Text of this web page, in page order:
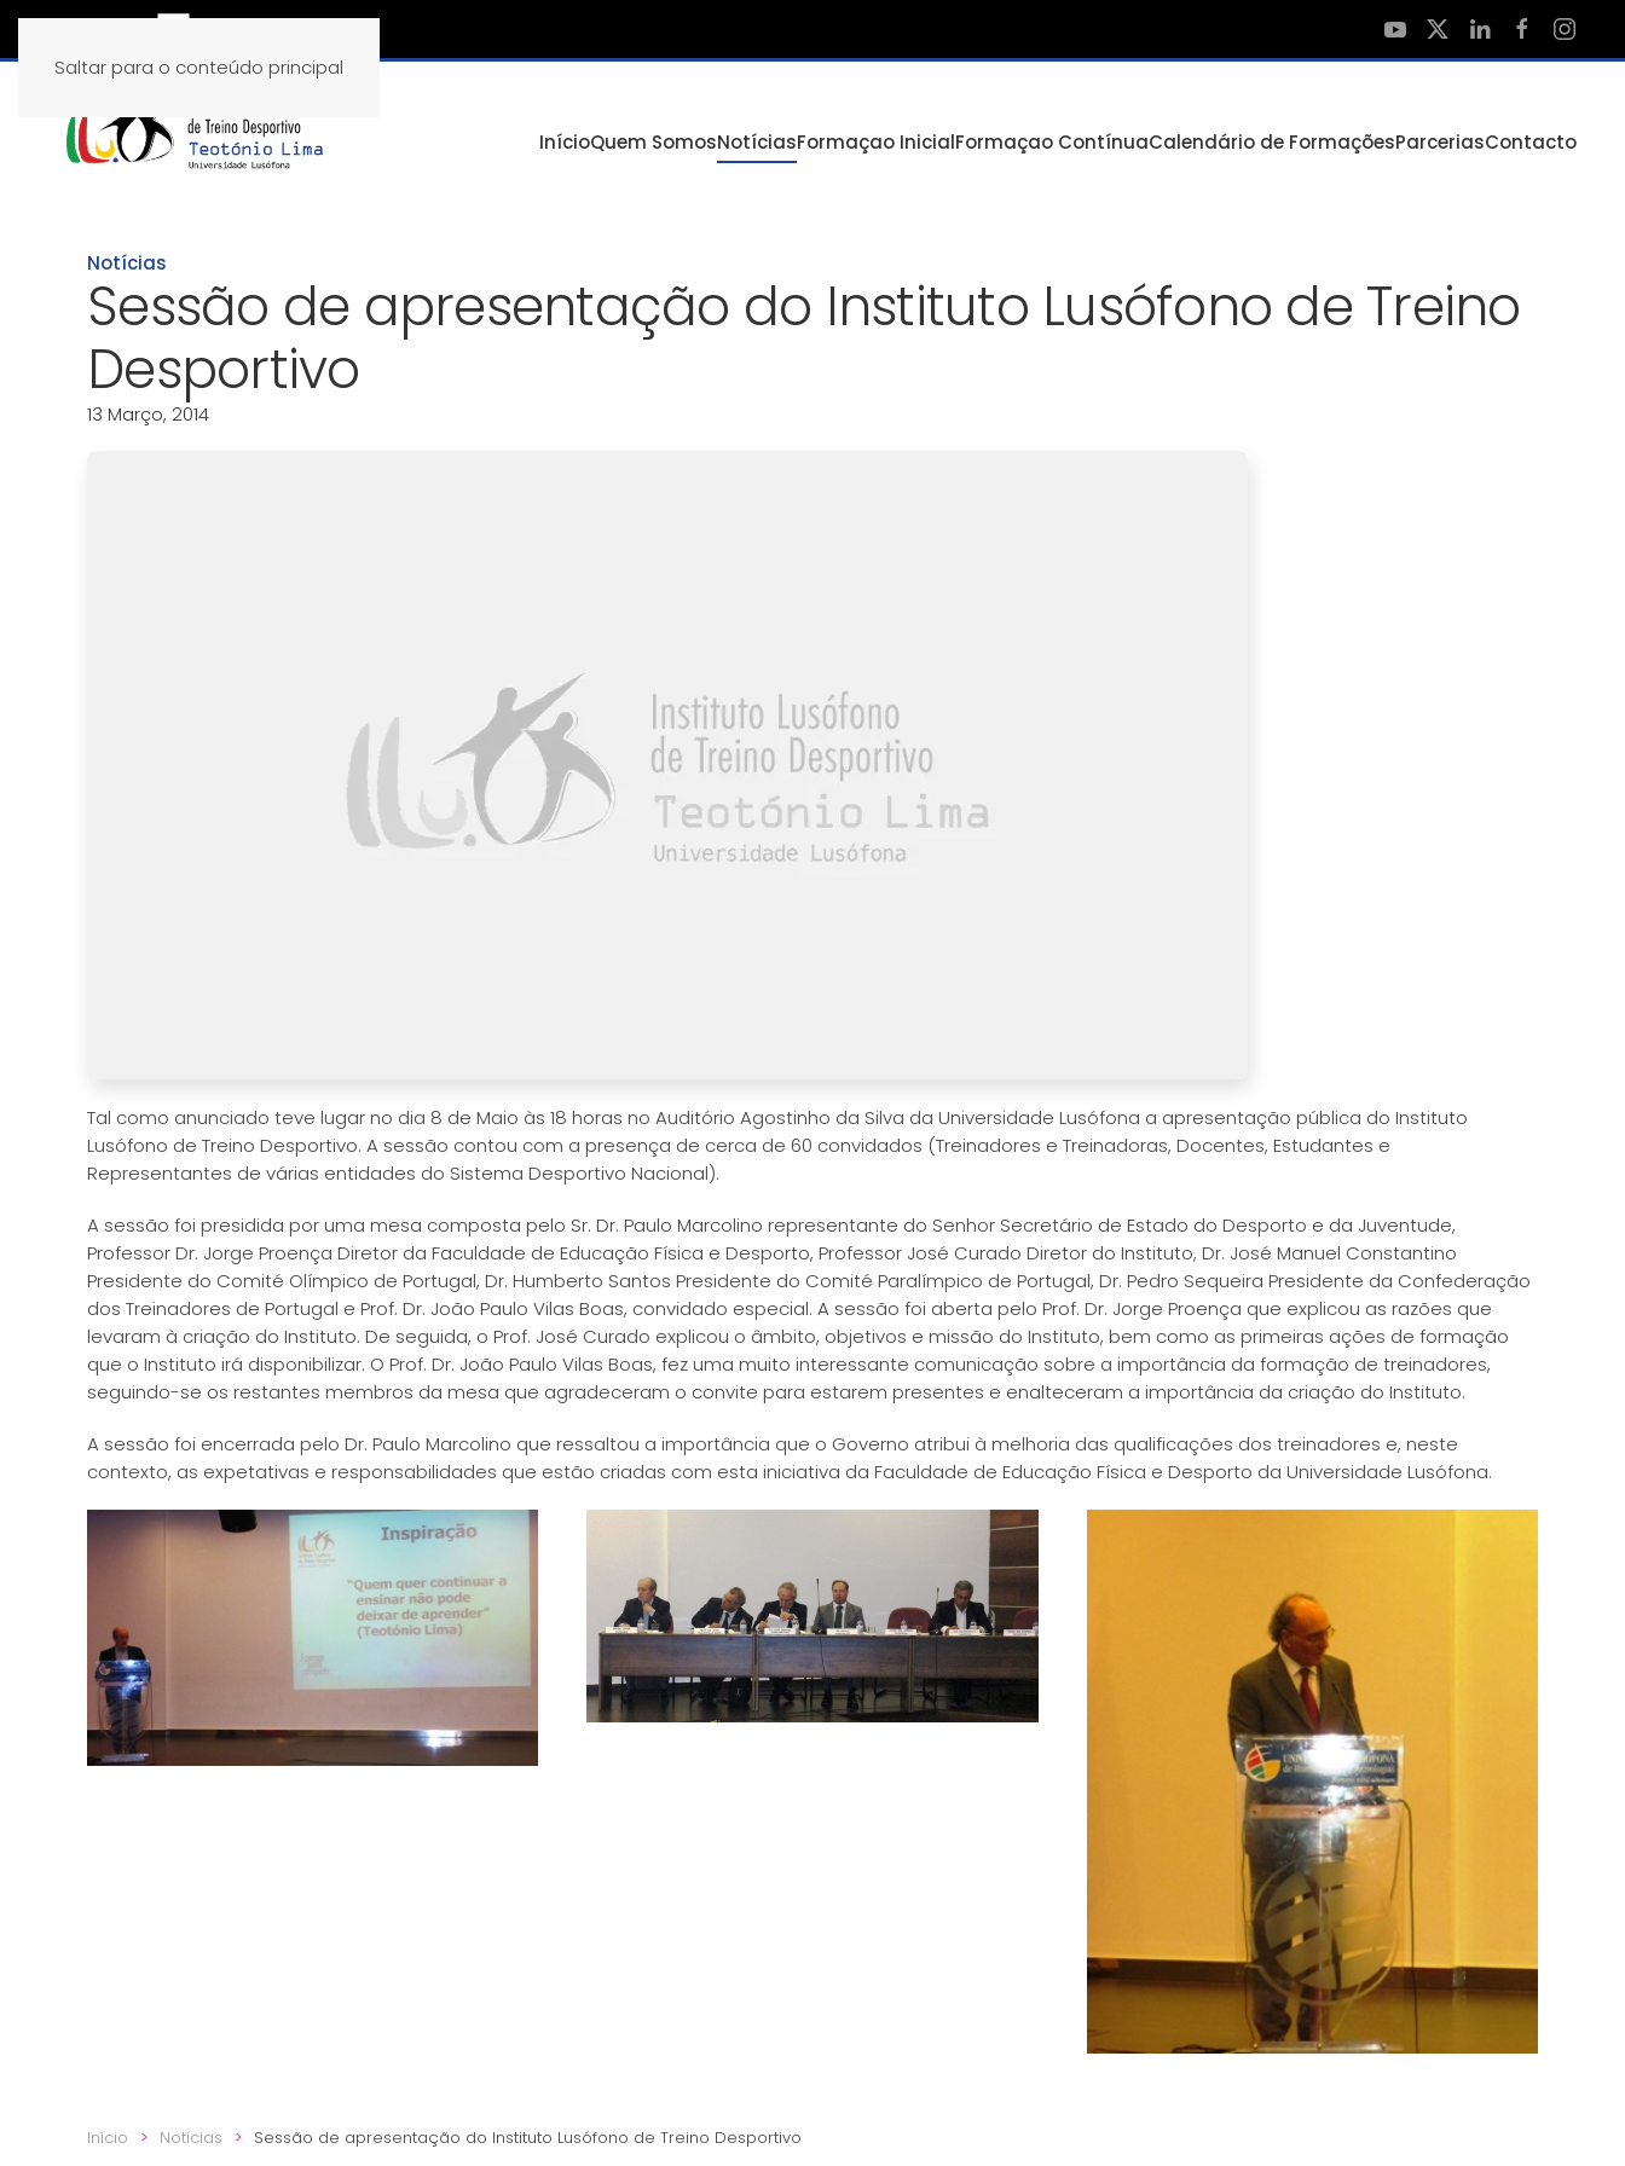
Saltar para o conteúdo principal
InícioQuem SomosNotíciasFormaçao InicialFormaçao ContínuaCalendário de FormaçõesParceriasContacto
Notícias
Sessão de apresentação do Instituto Lusófono de Treino
Desportivo
13 Março, 2014
Tal como anunciado teve lugar no dia 8 de Maio às 18 horas no Auditório Agostinho da Silva da Universidade Lusófona a apresentação pública do Instituto
Lusófono de Treino Desportivo. A sessão contou com a presença de cerca de 60 convidados (Treinadores e Treinadoras, Docentes, Estudantes e
Representantes de várias entidades do Sistema Desportivo Nacional).
A sessão foi presidida por uma mesa composta pelo Sr. Dr. Paulo Marcolino representante do Senhor Secretário de Estado do Desporto e da Juventude,
Professor Dr. Jorge Proença Diretor da Faculdade de Educação Física e Desporto, Professor José Curado Diretor do Instituto, Dr. José Manuel Constantino
Presidente do Comité Olímpico de Portugal, Dr. Humberto Santos Presidente do Comité Paralímpico de Portugal, Dr. Pedro Sequeira Presidente da Confederação
dos Treinadores de Portugal e Prof. Dr. João Paulo Vilas Boas, convidado especial. A sessão foi aberta pelo Prof. Dr. Jorge Proença que explicou as razões que
levaram à criação do Instituto. De seguida, o Prof. José Curado explicou o âmbito, objetivos e missão do Instituto, bem como as primeiras ações de formação
que o Instituto irá disponibilizar. O Prof. Dr. João Paulo Vilas Boas, fez uma muito interessante comunicação sobre a importância da formação de treinadores,
seguindo-se os restantes membros da mesa que agradeceram o convite para estarem presentes e enalteceram a importância da criação do Instituto.
A sessão foi encerrada pelo Dr. Paulo Marcolino que ressaltou a importância que o Governo atribui à melhoria das qualificações dos treinadores e, neste
contexto, as expetativas e responsabilidades que estão criadas com esta iniciativa da Faculdade de Educação Física e Desporto da Universidade Lusófona.
Início Notícias Sessão de apresentação do Instituto Lusófono de Treino Desportivo